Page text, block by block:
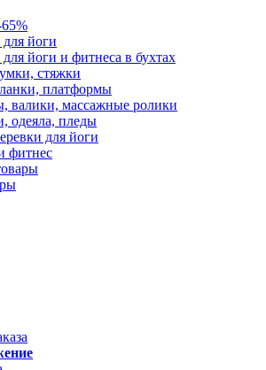
йоги
йоги и фитнеса в бухтах
стяжки
платформы
валики, массажные ролики
одеяла, пледы
для йоги
фитнес